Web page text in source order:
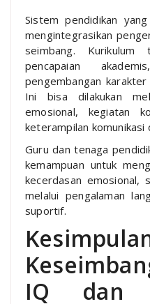
Sistem pendidikan
mengintegrasikan
seimbang.
pencapaian
pengembangan
Ini bisa dilakukan
emosional, kegiatan
keterampilan
Guru dan tenaga
kemampuan untuk
kecerdasan emosional,
melalui pengalaman
suportif.
IQ dan